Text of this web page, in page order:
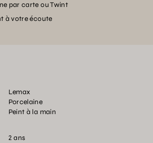
par carte ou Twint
à votre écoute
Lemax
Porcelaine
Peint à la main
2 ans